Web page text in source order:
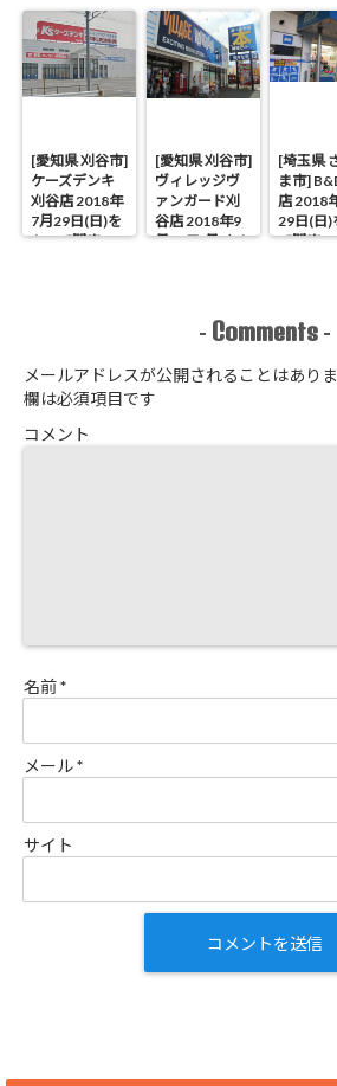
[愛知県 刈谷市]
ケーズデンキ
刈谷店 2018年
7月29日(日)を
もって閉店
[愛知県 刈谷市]
ヴィレッジヴ
ァンガード刈
谷店 2018年9
月17日(月)をも
[埼玉県
ま市]
店 2018
29日(日)
て閉店
- Comments -
メールアドレスが公開されることはありま
欄は必須項目です
コメント
名前*
メール*
サイト